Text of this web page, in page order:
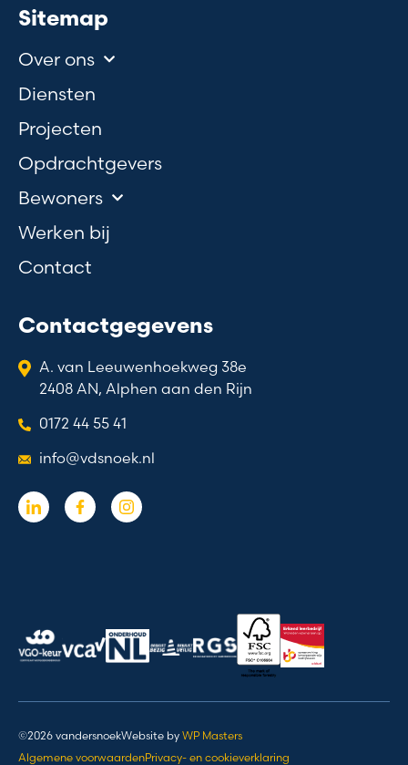
Sitemap
Over ons
Diensten
Projecten
Opdrachtgevers
Bewoners
Werken bij
Contact
Contactgegevens
A. van Leeuwenhoekweg 38e
2408 AN, Alphen aan den Rijn
0172 44 55 41
info@vdsnoek.nl
©2026 vandersnoekWebsite by WP Masters
Algemene voorwaardenPrivacy- en cookieverklaring